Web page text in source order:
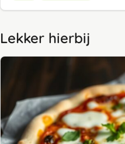
Lekker hierbij